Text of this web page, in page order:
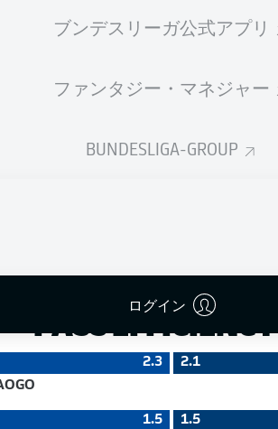
ブンデスリーガ公式アプリ
ファンタジー・マネジャー
BUNDESLIGA-GROUP
ログイン
1.82
PASS EFFICIENCY
2.3
2.1
1.5
1.5